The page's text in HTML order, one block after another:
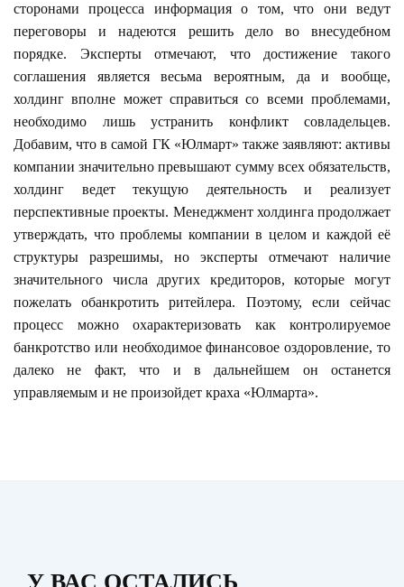
сторонами процесса информация о том, что они ведут
переговоры и надеются решить дело во внесудебном
порядке. Эксперты отмечают, что достижение такого
соглашения является весьма вероятным, да и вообще,
холдинг вполне может справиться со всеми проблемами,
необходимо лишь устранить конфликт совладельцев.
Добавим, что в самой ГК «Юлмарт» также заявляют: активы
компании значительно превышают сумму всех обязательств,
холдинг ведет текущую деятельность и реализует
перспективные проекты. Менеджмент холдинга продолжает
утверждать, что проблемы компании в целом и каждой её
структуры разрешимы, но эксперты отмечают наличие
значительного числа других кредиторов, которые могут
пожелать обанкротить ритейлера. Поэтому, если сейчас
процесс можно охарактеризовать как контролируемое
банкротство или необходимое финансовое оздоровление, то
далеко не факт, что и в дальнейшем он останется
управляемым и не произойдет краха «Юлмарта».